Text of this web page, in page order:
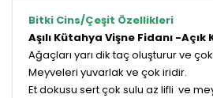
Bitki Cins/Çeşit Özellikleri
Aşılı Kütahya Vişne Fidanı -Açık
Ağaçları yarı dik taç oluşturur ve
Meyveleri yuvarlak ve çok iridir.
Et dokusu sert çok sulu az lifli ve